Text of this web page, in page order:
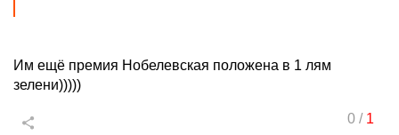
Им ещё премия Нобелевская положена в 1 лям
зелени)))))
0/ 1